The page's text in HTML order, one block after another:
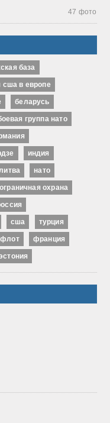
47 фото
база
сша в европе
беларусь
группа нато
индия
нато
охрана
сша турция
флот франция